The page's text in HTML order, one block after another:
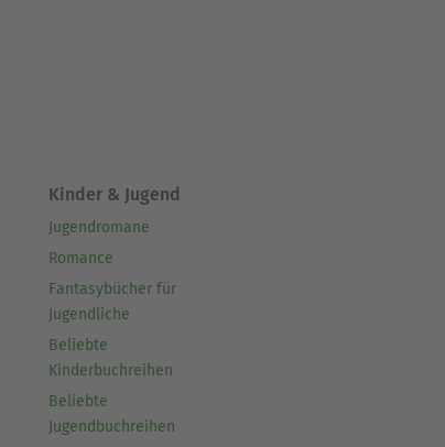
Kinder & Jugend
Jugendromane
Romance
Fantasybücher für
Jugendliche
Beliebte
Kinderbuchreihen
Beliebte
Jugendbuchreihen